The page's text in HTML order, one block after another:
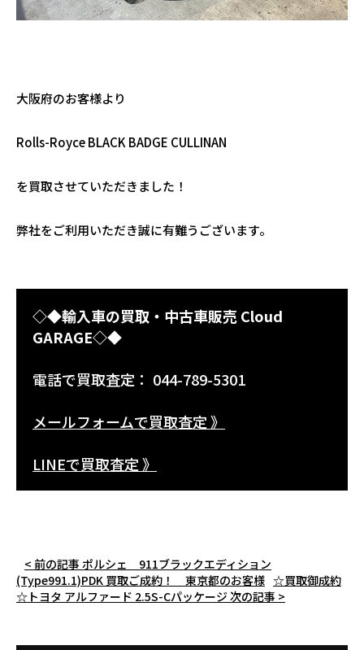
大阪府のお客様より
Rolls-Royce BLACK BADGE CULLINAN
を買取させていただきました！
弊社をご利用いただき誠に有難うございます。
◇◆輸入車の買取・中古車販売 Cloud
GARAGE◇◆
電話で買取査定： 044-789-5301
メールフォームで買取査定 》
LINEで買取査定 》
< 前の記事 ポルシェ 911ブラックエディション
(Type991.1)PDK 買取ご成約！ 東京都のお客様 ☆買取御成約
☆トヨタ アルファード 2.5S-Cパッケージ次の記事 >